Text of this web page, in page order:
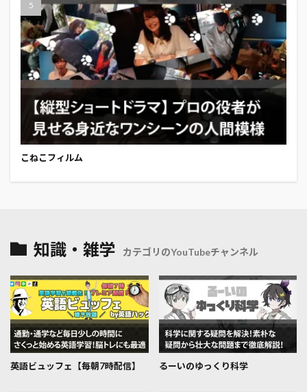
こねこフィルム
知識・雑学 カテゴリのYouTubeチャンネル
英語ビュッフェ【毎朝7時配信】 るーいのゆっくり科学